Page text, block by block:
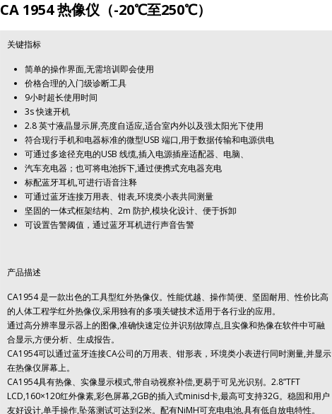
CA 1954 热像仪（-20℃至250℃）
关键指标
简单的操作界面,无需培训即会使用
价格合理的入门级诊断工具
9小时超长使用时间
3s 快速开机
2.8 英寸液晶显示屏,亮度自适应,适合室内外以及强太阳光下使用
符合现行手机和电器标准的微型USB 端口,用于数据传输和电源供电
可通过多途径充电的USB 线缆,插入电源插座适配器、电脑、
汽车充电器；也可将电池拆下,通过便携式充电器充电
标配蓝牙耳机,可进行语音注释
可通过蓝牙连接万用表、钳表,环境类小表共同测量
坚固的一体式框架结构、2m 防护,模块化设计、便于拆卸
可设置告警阈值，通过蓝牙耳机进行声音告警
产品描述
CA1954 是一款出色的工具型红外热像仪。性能优越、操作简便、坚固耐用、性价比高
的人体工程学红外热像仪,采用独有的多项关键技术适用于各行业的应用。
通过高分辨率显示器上的图像,准确快速定位并识别故障点,且实像和热像在软件中可融
合显示,方便分析、生成报告。
CA1954可以通过蓝牙连接CA公司的万用表、钳形表，环境类小表进行同时测量,并显示
在热像仪屏幕上。
CA1954具有热像、实像显示模式,带自动视察补偿,更易于可见光识别。2.8”TFT
LCD,160×120红外像素,彩色屏幕,2GB的插入式minisd卡,最高可支持32G。稳固和用户
友好设计,单手操作,坠落测试可达到2米。配有NiMH可充电电池,具有低自放电特性。